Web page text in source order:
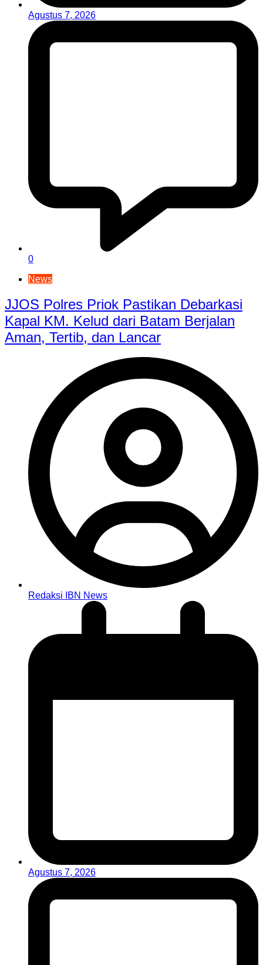
Agustus 7, 2026
0
News
JJOS Polres Priok Pastikan Debarkasi
Kapal KM. Kelud dari Batam Berjalan
Aman, Tertib, dan Lancar
Redaksi IBN News
Agustus 7, 2026